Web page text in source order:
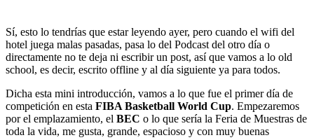
Sí, esto lo tendrías que estar leyendo ayer, pero cuando el wifi del
hotel juega malas pasadas, pasa lo del Podcast del otro día o
directamente no te deja ni escribir un post, así que vamos a lo old
school, es decir, escrito offline y al día siguiente ya para todos.
Dicha esta mini introducción, vamos a lo que fue el primer día de
competición en esta FIBA Basketball World Cup. Empezaremos
por el emplazamiento, el BEC o lo que sería la Feria de Muestras de
toda la vida, me gusta, grande, espacioso y con muy buenas